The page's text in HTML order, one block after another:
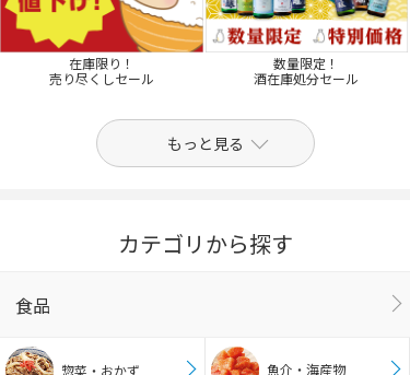
在庫限り！
売り尽くしセール
数量限定！
酒在庫処分セール
もっと見る
カテゴリから探す
食品
惣菜・おかず 魚介・海産物